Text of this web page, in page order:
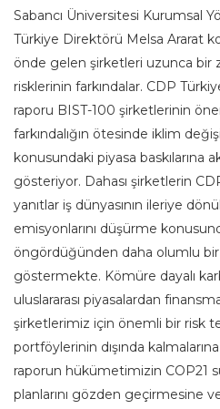
Sabancı Üniversitesi Kurumsal
Türkiye Direktörü Melsa Ararat
önde gelen şirketleri uzunca bir
risklerinin farkındalar. CDP
raporu BIST-100 şirketlerinin
farkındalığın ötesinde iklim
konusundaki piyasa baskılarına
gösteriyor. Dahası şirketlerin
yanıtlar iş dünyasının ileriye
emisyonlarını düşürme
öngördüğünden daha olumlu
göstermekte. Kömüre dayalı
uluslararası piyasalardan
şirketlerimiz için önemli bir risk
portföylerinin dışında
raporun hükümetimizin COP21
planlarını gözden geçirmesine